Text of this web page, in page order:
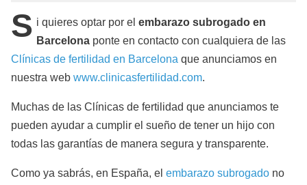
S i quieres optar por el embarazo subrogado en
Barcelonaponte en contacto con cualquiera de las
Clínicas de fertilidad en Barcelona que anunciamos en
nuestra web www.clinicasfertilidad.com.
Muchas de las Clínicas de fertilidad que anunciamos te
pueden ayudar a cumplir el sueño de tener un hijo con
todas las garantías de manera segura y transparente.
Como ya sabrás, en España, el embarazo subrogado no